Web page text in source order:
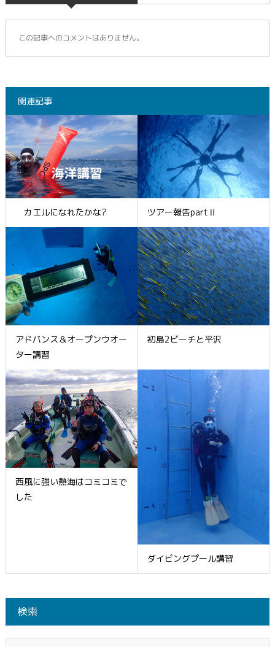
この記事へのコメントはありません。
関連記事
カエルになれたかな? ツアー報告partⅡ
アドバンス＆オープンウオー
ター講習
初島2ビーチと平沢
西風に強い熱海はコミコミで
した
ダイビングプール講習
検索